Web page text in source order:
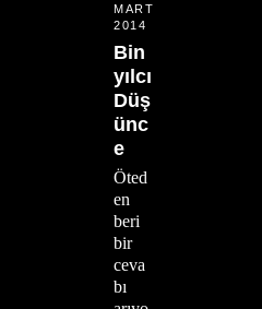
MART
2014
Bin
yılcı
Düş
ünc
e
Öted
en
beri
bir
ceva
bı